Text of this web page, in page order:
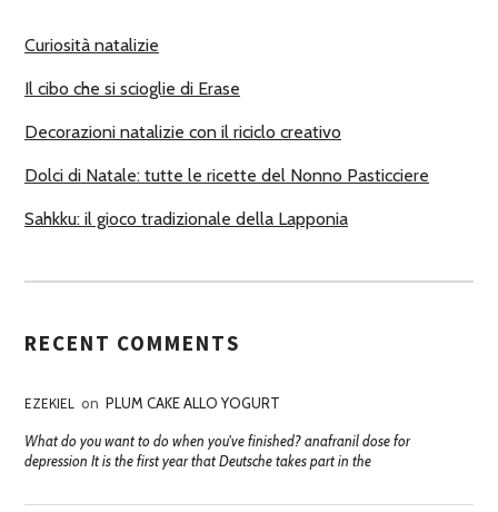
I
Curiosità natalizie
Il cibo che si scioglie di Erase
Decorazioni natalizie con il riciclo creativo
Dolci di Natale: tutte le ricette del Nonno Pasticciere
Sahkku: il gioco tradizionale della Lapponia
RECENT COMMENTS
EZEKIEL on PLUM CAKE ALLO YOGURT
What do you want to do when you've finished? anafranil dose for
depression It is the first year that Deutsche takes part in the